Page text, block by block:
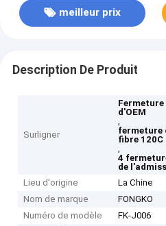
meilleur prix
Description De Produit
Surligner
d'OEM
,
fermeture
fibre 120C
,
4
de
Lieu d'origine
La Chine
Nom de marque
FONGKO
Numéro de modèle
FK-J006